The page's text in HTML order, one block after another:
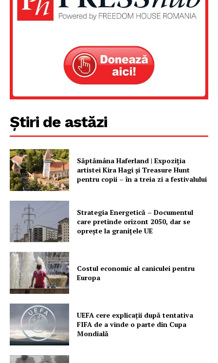
Știri de astăzi
Săptămâna Haferland | Expoziţia
artistei Kira Hagi şi Treasure Hunt
pentru copii – în a treia zi a festivalului
Strategia Energetică – Documentul
care pretinde orizont 2050, dar se
oprește la granițele UE
Costul economic al caniculei pentru
Europa
UEFA cere explicații după tentativa
FIFA de a vinde o parte din Cupa
Mondială